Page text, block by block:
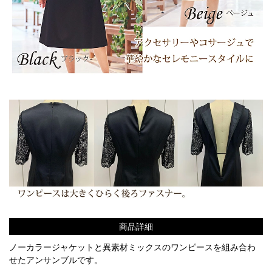
商品詳細
ノーカラージャケットと異素材ミックスのワンピースを組み合わ
せたアンサンブルです。